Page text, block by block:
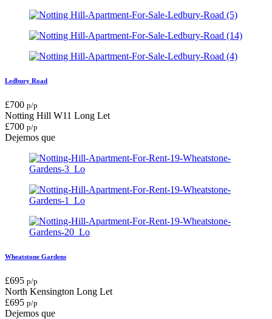
Ledbury Road
£700 p/p
Notting Hill W11 Long Let
£700 p/p
Dejemos que
Wheatstone Gardens
£695 p/p
North Kensington Long Let
£695 p/p
Dejemos que